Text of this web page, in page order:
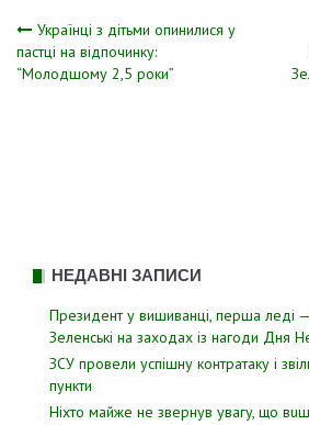
Навігація
записів
Українці з дітьми опинилися у
пастці на відпочинку:
“Молодшому 2,5 роки”
НЕДАВНІ ЗАПИСИ
Президент у вишиванці, перша леді
Зеленські на заходах із нагоди Дня
ЗСУ пpовели уcпішну контратаку і
пyнкти
Hixтo мaйжe нe звepнyв yвaгy, щo